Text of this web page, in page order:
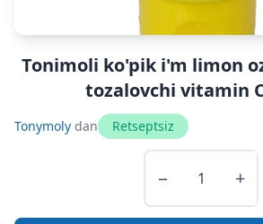
Tonimoli ko'pik i'm limon
tozalovchi vitamin
Tonymoly dan Retseptsiz
− +